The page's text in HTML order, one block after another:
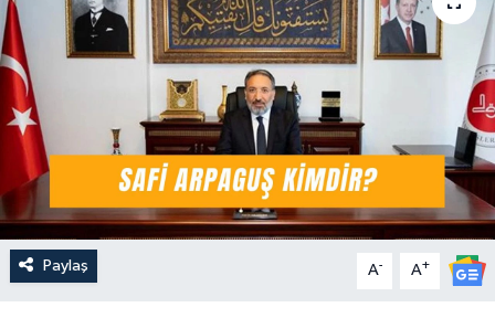
Paylaş A- A+
Kültür & Sanat
Resmi İlan
Sağlık & Yaşam
Siyaset